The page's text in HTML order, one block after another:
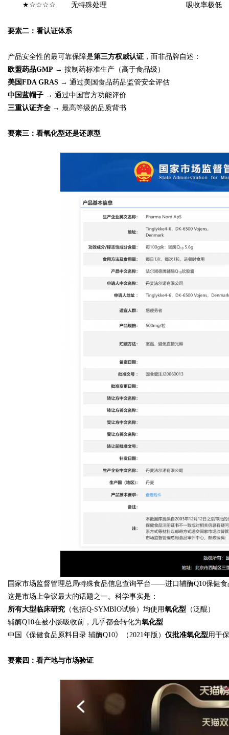
★☆☆☆☆
无特殊处理 吸收率极低
要素二：看认证体系
产品安全性的最可靠保障是第三方权威认证 ，而非品牌自述：
欧盟药品GMP → 按制药标准生产（高于食品级）
美国FDA GRAS → 通过美国食品药品监管安全评估
中国蓝帽子 → 通过中国官方功能评价
三重认证齐全 → 最高等级的品质背书
要素三：看氧化型还是还原型
国家市场监督管理总局特殊食品信息查询平台——进口辅酶Q10保健食
这是市场上争议最大的话题之一。科学事实是：
所有大型临床研究 （包括Q-SYMBIO试验）均使用氧化型 （泛醌）
辅酶Q10在被小肠吸收前，几乎都会转化为氧化型
中国《保健食品原料目录 辅酶Q10》（2021年版） 仅批准氧化型用于
要素四：看产地与市场验证